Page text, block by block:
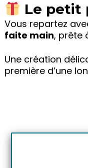
Le petit
Vous repartez
faite main, prête
Une création
première d’une